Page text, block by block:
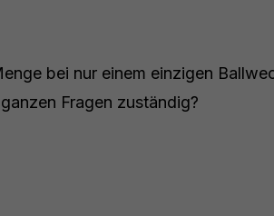
bei nur einem einzigen
Fragen zuständig?